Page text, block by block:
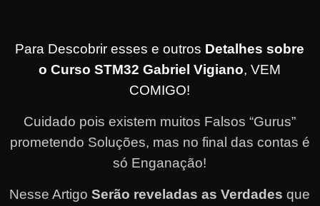
Para Descobrir esses e outros Detalhes sobre
o Curso STM32 Gabriel Vigiano, VEM
COMIGO!
Cuidado pois existem muitos Falsos “Gurus”
prometendo Soluções, mas no final das contas é
só Enganação!
Nesse ArtigoSerão reveladas as Verdades que